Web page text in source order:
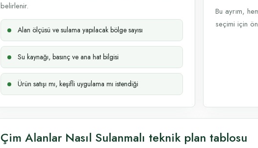
belirlenir.
Alan ölçüsü ve sulama yapılacak bölge sayısı
Su kaynağı, basınç ve ana hat bilgisi
Ürün satışı mı, keşifli uygulama mı istendiği
Bu ayrım,
seçimi için
Çim Alanlar Nasıl Sulanmalı teknik plan tablosu